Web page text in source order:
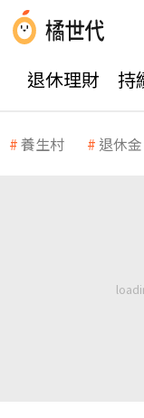
退休理財 持
養生村 退休金